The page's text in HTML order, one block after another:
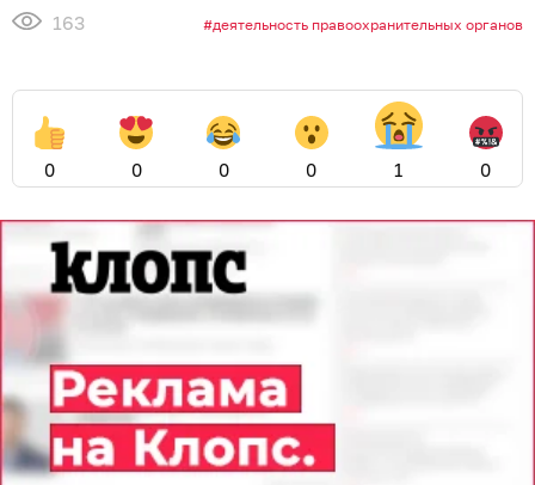
163 деятельность правоохранительных органов
0 0 0 0 1 0